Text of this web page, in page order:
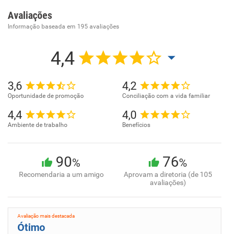
um ambiente com piscinas, espaços para eventos, galeria
de conveniências e Centro de Esportes. Por todos esses
para o ano inteiro e para todas as idades, aliando convívio
social, esporte, cultura e entretenimento.
Avaliações
Informação baseada em 195 avaliações
4,4
3,6
Oportunidade de promoção
4,2
Conciliação com a vida familiar
4,4
Ambiente de trabalho
4,0
Benefícios
90%
Recomendaria a um amigo
76%
Aprovam a diretoria (de 105
avaliações)
Avaliação mais destacada
Ótimo